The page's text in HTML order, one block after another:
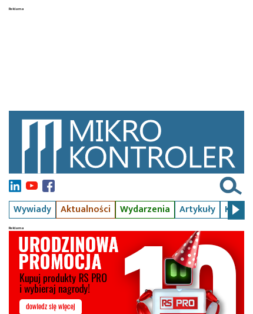
Wywiady Aktualności Wydarzenia Artykuły Kursy